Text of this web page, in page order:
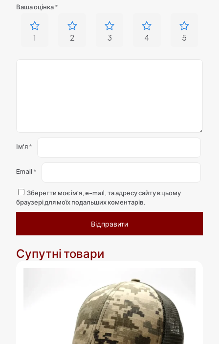
Ваша оцінка*
1 2 3 4 5
Ім'я*
Email *
Зберегти моє ім'я, e-mail, та адресу сайту в цьому
браузері для моїх подальших коментарів.
Супутні товари